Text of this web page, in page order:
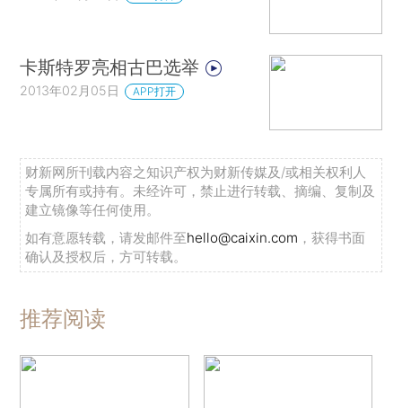
卡斯特罗亮相古巴选举
2013年02月05日 APP打开
财新网所刊载内容之知识产权为财新传媒及/或相关权利人
专属所有或持有。未经许可，禁止进行转载、摘编、复制及
建立镜像等任何使用。
如有意愿转载，请发邮件至hello@caixin.com ，获得书面
确认及授权后，方可转载。
推荐阅读